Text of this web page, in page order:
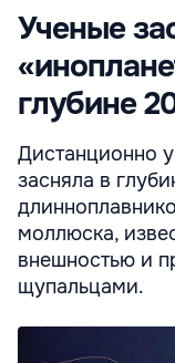
Ученые
глубине
Дистанционно
засняла в
моллюска,
внешностью и
щупальцами.